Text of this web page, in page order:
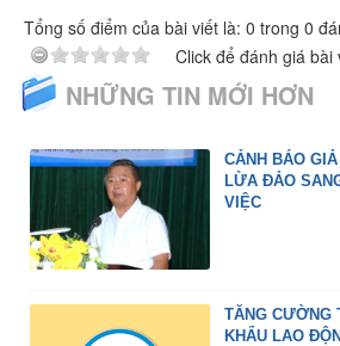
Tổng số điểm của bài viết là: 0 trong 0
Click để đánh giá bài
NHỮNG TIN MỚI HƠN
CẢNH BÁO
LỪA ĐẢO
VIỆC
TĂNG CƯỜNG
KHẨU LAO